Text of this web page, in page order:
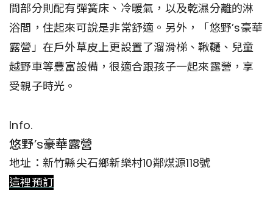
間部分則配有彈簧床、冷暖氣，以及乾濕分離的淋
浴間，住起來可說是非常舒適。另外，「悠野’s豪華
露營」在戶外草皮上更設置了溜滑梯、鞦韆、兒童
越野車等豐富設備，很適合跟孩子一起來露營，享
受親子時光。
Info.
悠野’s豪華露營
地址：新竹縣尖石鄉新樂村10鄰煤源118號
這裡預訂